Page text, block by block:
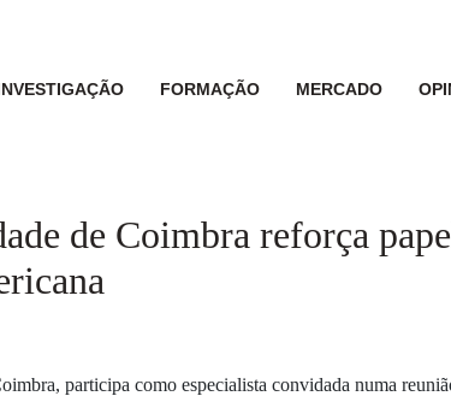
FORMAÇÃO MERCADO
de Coimbra reforça
participa como especialista convidada numa